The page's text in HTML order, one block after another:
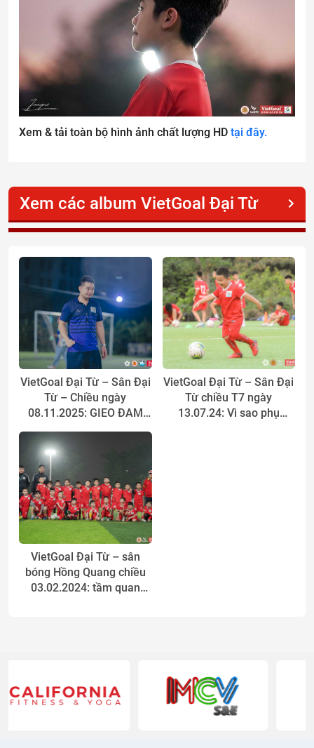
Xem & tải toàn bộ hình ảnh chất lượng HD tại đây.
Xem các album VietGoal Đại Từ
VietGoal Đại Từ – Sân Đại
Từ – Chiều ngày
08.11.2025: GIEO ĐAM
MÊ TRÊN TỪNG THẢM CỎ
VietGoal Đại Từ – Sân Đại
Từ chiều T7 ngày
13.07.24: Vì sao phụ
VietGoal Đại Từ – sân
bóng Hồng Quang chiều
03.02.2024: tầm quan